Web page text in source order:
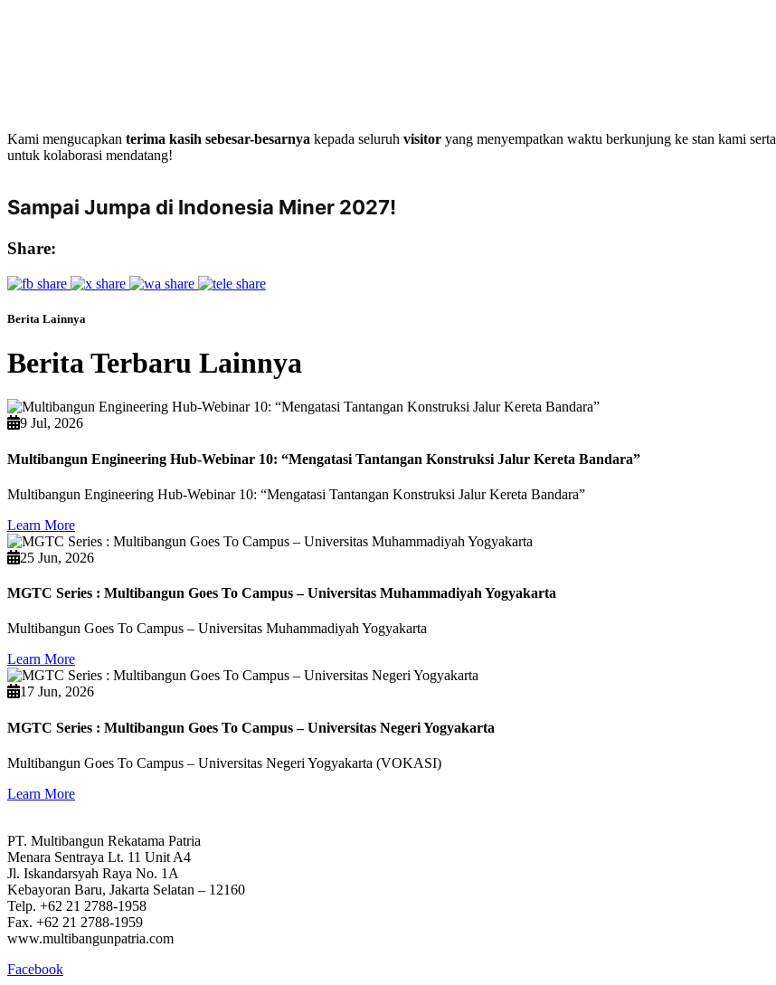
Kami mengucapkan terima kasih sebesar-besarnya kepada seluruh visitor yang menyempatkan waktu berkunjung ke stan kami serta
untuk kolaborasi mendatang!
Sampai Jumpa di Indonesia Miner 2027!
Share:
Berita Lainnya
Berita Terbaru Lainnya
9 Jul, 2026
Multibangun Engineering Hub-Webinar 10: “Mengatasi Tantangan Konstruksi Jalur Kereta Bandara”
Multibangun Engineering Hub-Webinar 10: “Mengatasi Tantangan Konstruksi Jalur Kereta Bandara”
Learn More
25 Jun, 2026
MGTC Series : Multibangun Goes To Campus – Universitas Muhammadiyah Yogyakarta
Multibangun Goes To Campus – Universitas Muhammadiyah Yogyakarta
Learn More
17 Jun, 2026
MGTC Series : Multibangun Goes To Campus – Universitas Negeri Yogyakarta
Multibangun Goes To Campus – Universitas Negeri Yogyakarta (VOKASI)
Learn More
PT. Multibangun Rekatama Patria
Menara Sentraya Lt. 11 Unit A4
Jl. Iskandarsyah Raya No. 1A
Kebayoran Baru, Jakarta Selatan – 12160
Telp. +62 21 2788-1958
Fax. +62 21 2788-1959
www.multibangunpatria.com
Facebook